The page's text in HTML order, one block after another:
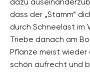
dass der „Stamm“
durch Schneelast im
Triebe danach am
Pflanze meist
schön aufrecht und